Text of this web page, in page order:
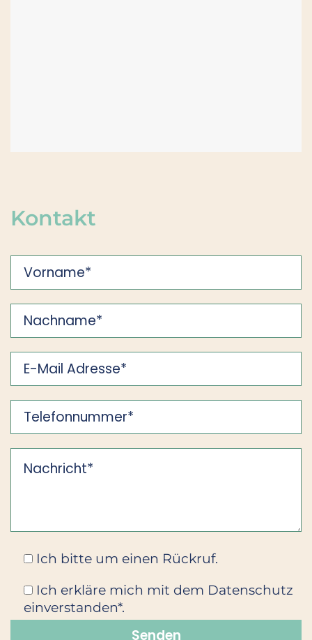
Kontakt
Ich bitte um einen Rückruf.
Ich erkläre mich mit dem Datenschutz
einverstanden*.